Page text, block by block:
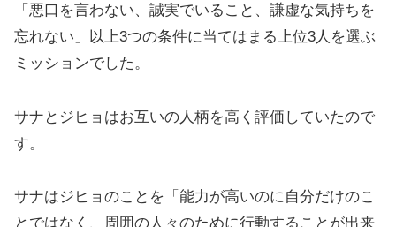
「悪口を言わない、誠実でいること、謙虚な気持ちを
忘れない」以上3つの条件に当てはまる上位3人を選ぶ
ミッションでした。
サナとジヒョはお互いの人柄を高く評価していたので
す。
サナはジヒョのことを「能力が高いのに自分だけのこ
とではなく、周囲の人々のために行動することが出来